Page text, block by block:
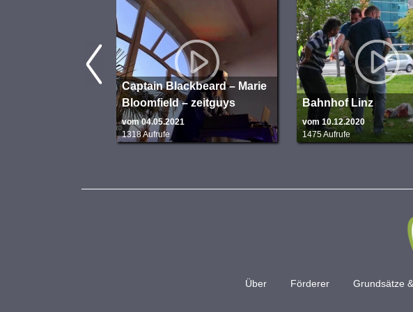
Captain Blackbeard – Marie
Bloomfield – zeitguys
vom 04.05.2021
1318 Aufrufe
Bahnhof Linz
vom 10.12.2020
1475 Aufrufe
Über Förderer Grundsätze